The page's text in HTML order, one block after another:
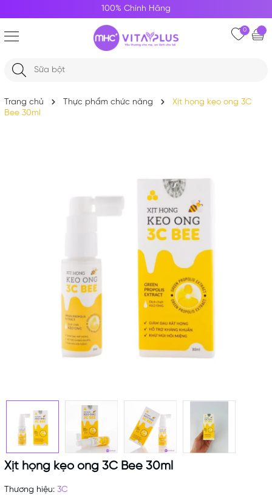
100% Chính Hãng
0
Trang chủ Thực phẩm chức năng
Xịt họng kẹo ong 3C
Bee 30ml
Xịt họng kẹo ong 3C Bee 30ml
Thương hiệu: 3C